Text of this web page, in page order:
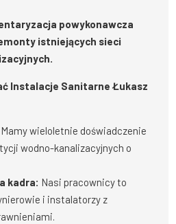
powykonawcza
istniejących sieci
Instalacje Sanitarne Łukasz
Mamy wieloletnie doświadczenie
wodno-kanalizacyjnych o
kadra: Nasi pracownicy to
i instalatorzy z